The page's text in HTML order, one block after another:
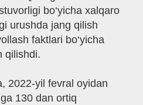
bo‘yicha xalqaro
urushda jang qilish
faktlari bo‘yicha
qilishdi.
2022-yil fevral oyidan
130 dan ortiq